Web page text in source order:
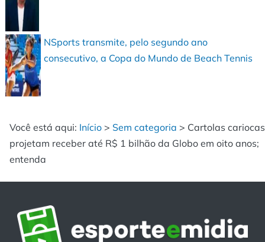
NSports transmite, pelo segundo ano
consecutivo, a Copa do Mundo de Beach Tennis
Você está aqui: Início > Sem categoria > Cartolas cariocas
projetam receber até R$ 1 bilhão da Globo em oito anos;
entenda